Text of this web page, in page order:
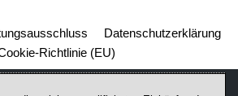
Datenschutzerklärung
Richtlinie (EU)